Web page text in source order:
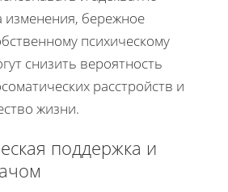
изменения, бережное
психическому
снизить вероятность
расстройств и
жизни.
поддержка и